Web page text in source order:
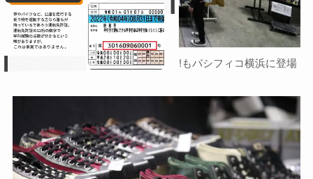
神戸のアパレルブランド NO name!もパシフィコ横浜に登場
u
t
e